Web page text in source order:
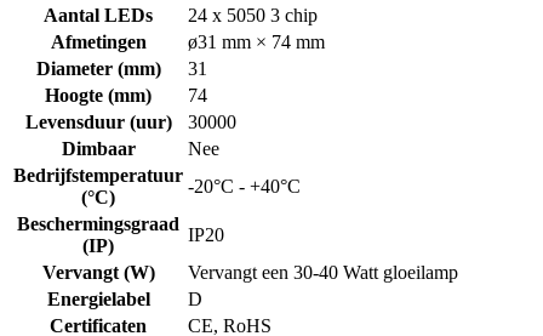
Aantal LEDs
24 x 5050 3 chip
Afmetingen
ø31 mm × 74 mm
Diameter (mm)
31
Hoogte (mm)
74
Levensduur (uur)
30000
Dimbaar
Nee
Bedrijfstemperatuur
(°C)
-20°C - +40°C
Beschermingsgraad
(IP)
IP20
Vervangt (W)
Vervangt een 30-40 Watt gloeilamp
Energielabel
D
Certificaten
CE, RoHS